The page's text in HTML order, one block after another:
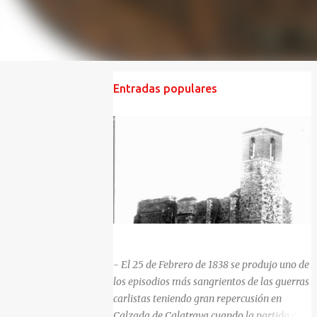
Entradas populares
- El 25 de Febrero de 1838 se produjo uno de
los episodios más sangrientos de las guerras
carlistas teniendo gran repercusión en